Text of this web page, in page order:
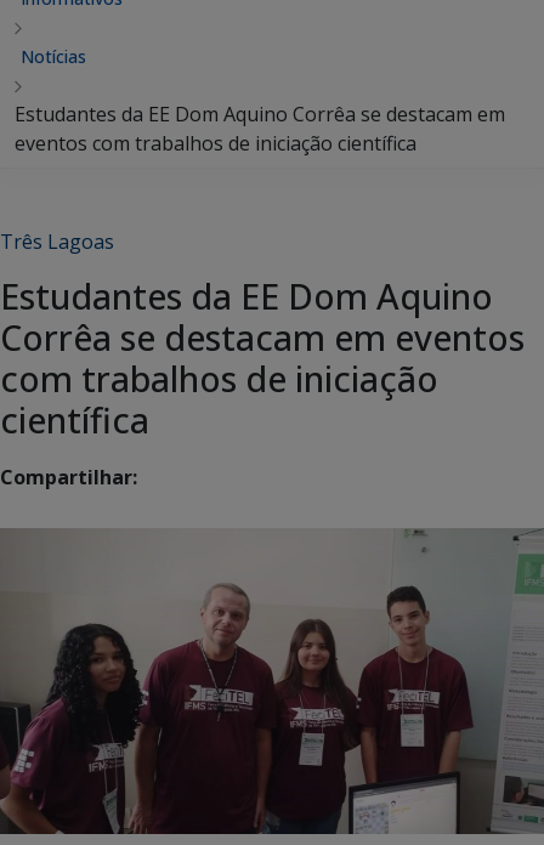
Notícias
Estudantes da EE Dom Aquino Corrêa se destacam em
eventos com trabalhos de iniciação científica
Três Lagoas
Estudantes da EE Dom Aquino
Corrêa se destacam em eventos
com trabalhos de iniciação
científica
Compartilhar: